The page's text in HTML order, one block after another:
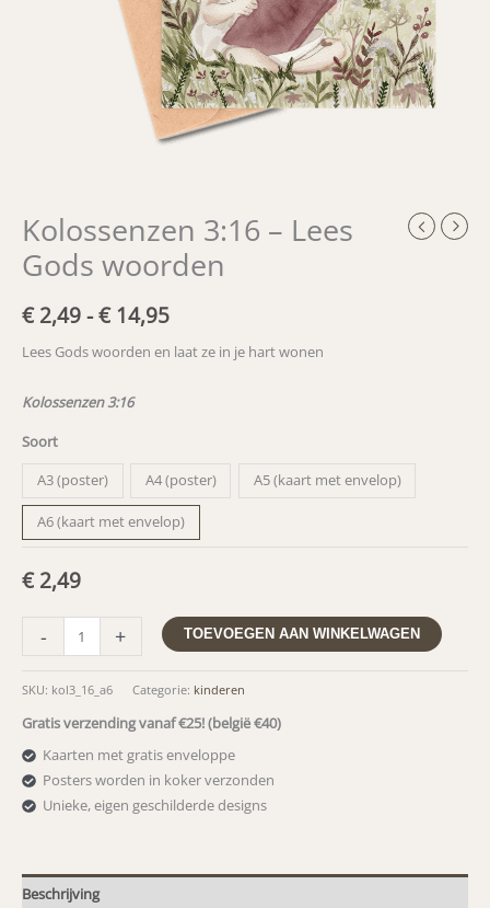
Kolossenzen 3:16 – Lees
Gods woorden
€2,49-€14,95Prijsklasse:
€ 2,49
Lees Gods woorden en laat ze in je hart wonen
Kolossenzen 3:16
Soort
A3 (poster)
A4 (poster) A5 (kaart met envelop)
A6 (kaart met envelop)
€2,49
-
Kolossenzen
Gods
woorden
aantal
+ TOEVOEGEN AAN WINKELWAGEN
SKU: kol3_16_a6 Categorie: kinderen
Gratis verzending vanaf €25! (belgië €40)
Kaarten met gratis enveloppe
Posters worden in koker verzonden
Unieke, eigen geschilderde designs
Beschrijving